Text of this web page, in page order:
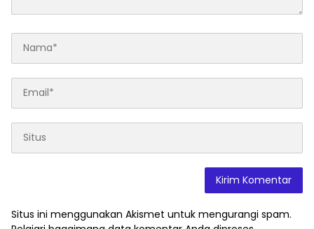
Situs ini menggunakan Akismet untuk mengurangi spam.